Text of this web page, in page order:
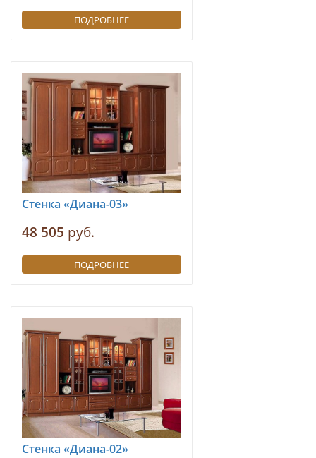
ПОДРОБНЕЕ
Стенка «Диана-03»
48 505 руб.
ПОДРОБНЕЕ
Стенка «Диана-02»